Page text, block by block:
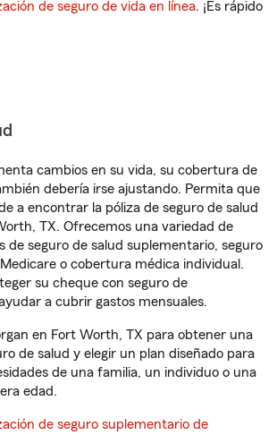
de seguro de vida en línea. ¡Es rápido
cambios en su vida, su cobertura de
debería irse ajustando. Permita que
a encontrar la póliza de seguro de salud
TX. Ofrecemos una variedad de
de seguro de salud suplementario, seguro
o cobertura médica individual.
su cheque con seguro de
a cubrir gastos mensuales.
en Fort Worth, TX para obtener una
de salud y elegir un plan diseñado para
de una familia, un individuo o una
edad.
de seguro suplementario de